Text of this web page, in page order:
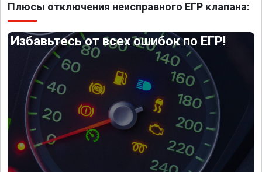
Плюсы отключения неисправного ЕГР клапана:
Избавьтесь от всех ошибок по ЕГР!